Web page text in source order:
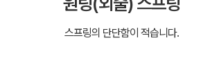
스프링의 단단함이 적습니다.